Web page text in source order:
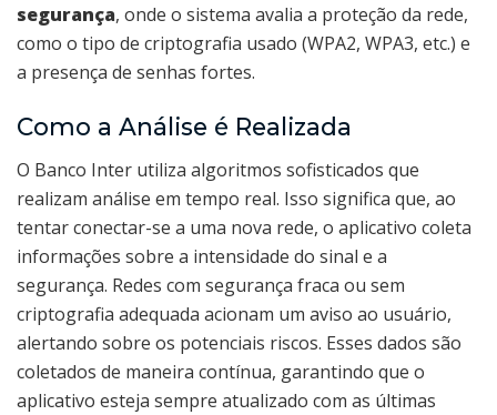
segurança, onde o sistema avalia a proteção da rede,
como o tipo de criptografia usado (WPA2, WPA3, etc.) e
a presença de senhas fortes.
Como a Análise é Realizada
O Banco Inter utiliza algoritmos sofisticados que
realizam análise em tempo real. Isso significa que, ao
tentar conectar-se a uma nova rede, o aplicativo coleta
informações sobre a intensidade do sinal e a
segurança. Redes com segurança fraca ou sem
criptografia adequada acionam um aviso ao usuário,
alertando sobre os potenciais riscos. Esses dados são
coletados de maneira contínua, garantindo que o
aplicativo esteja sempre atualizado com as últimas